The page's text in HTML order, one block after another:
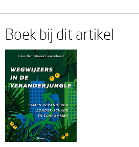
Boek bij dit artikel